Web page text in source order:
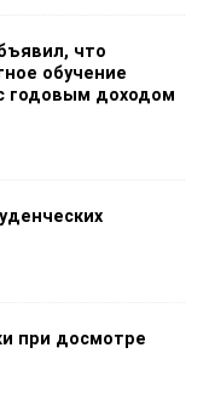
что
обучение
годовым доходом
при досмотре